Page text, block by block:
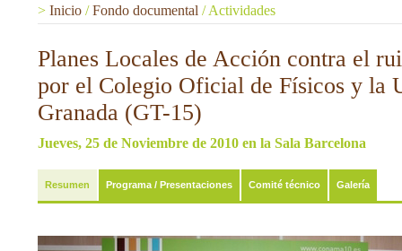
> Inicio /Fondo documental / Actividades
Planes Locales de Acción contra el
por el Colegio Oficial de Físicos y la
Granada (GT-15)
Jueves, 25 de Noviembre de 2010 en la Sala Barcelona
Resumen Programa / Presentaciones Comité técnico Galería